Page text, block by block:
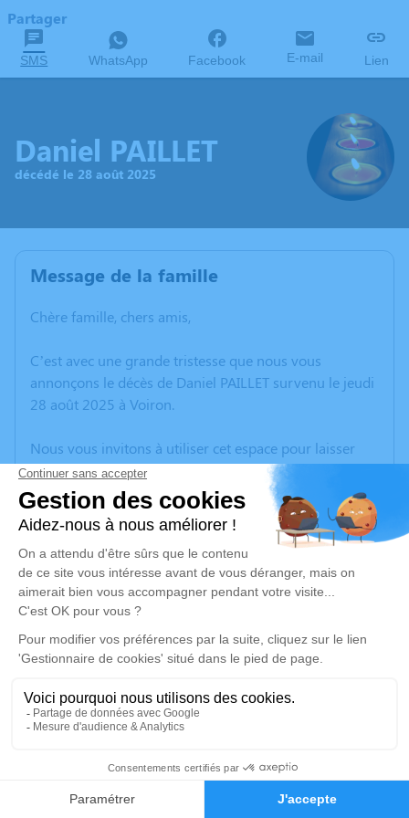
Faire-part Hommages
Partager
SMS WhatsApp Facebook E-mail Lien
Daniel PAILLET
décédé le 28 août 2025
Message de la famille
Chère famille, chers amis,
C’est avec une grande tristesse que nous vous
annonçons le décès de Daniel PAILLET survenu le jeudi
28 août 2025 à Voiron.
Nous vous invitons à utiliser cet espace pour laisser
vos condoléances, partager des photos souvenirs, une
anecdote ou exprimer vos pensées à travers des
poèmes ou des textes. Cet endroit est un lieu
d'expression dédié à honorer la mémoire de Daniel
PAILLET.
Un service de plantation d’arbre hommage est
disponible ici.
Je rends hommage
Cérémonie
38690 Bizonnes